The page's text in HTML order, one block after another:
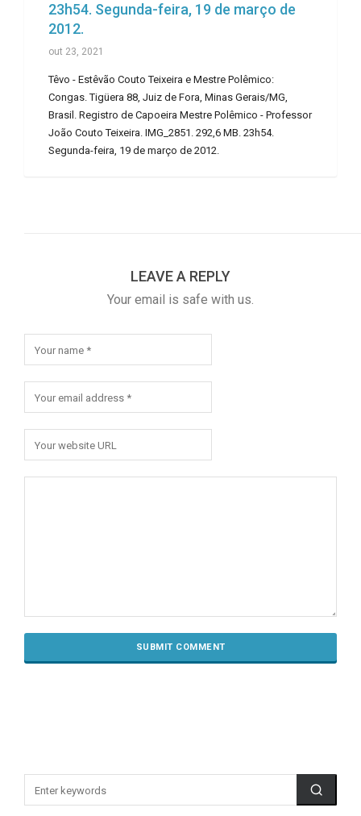
23h54. Segunda-feira, 19 de março de
2012.
out 23, 2021
Têvo - Estêvão Couto Teixeira e Mestre Polêmico:
Congas. Tigüera 88, Juiz de Fora, Minas Gerais/MG,
Brasil. Registro de Capoeira Mestre Polêmico - Professor
João Couto Teixeira. IMG_2851. 292,6 MB. 23h54.
Segunda-feira, 19 de março de 2012.
LEAVE A REPLY
Your email is safe with us.